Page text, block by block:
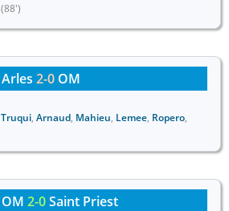
(88')
Arles 2-0 OM
Truqui, Arnaud, Mahieu, Lemee, Ropero,
OM 2-0Saint Priest